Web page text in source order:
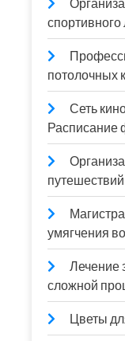
спортивного
потолочных
Сеть
Расписание
умягчения
Лечение
сложной
Цветы